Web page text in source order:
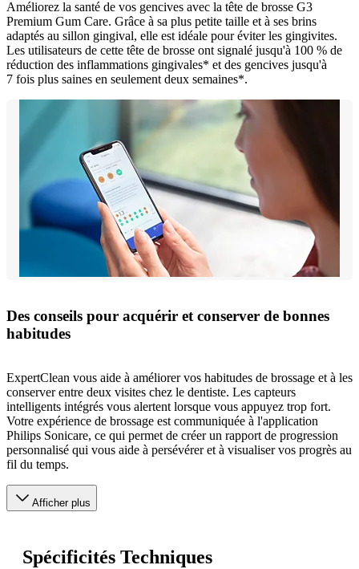
Améliorez la santé de vos gencives avec la tête de brosse G3
Premium Gum Care. Grâce à sa plus petite taille et à ses brins
adaptés au sillon gingival, elle est idéale pour éviter les gingivites.
Les utilisateurs de cette tête de brosse ont signalé jusqu'à 100 % de
réduction des inflammations gingivales* et des gencives jusqu'à
7 fois plus saines en seulement deux semaines*.
Des conseils pour acquérir et conserver de bonnes
habitudes
ExpertClean vous aide à améliorer vos habitudes de brossage et à les
conserver entre deux visites chez le dentiste. Les capteurs
intelligents intégrés vous alertent lorsque vous appuyez trop fort.
Votre expérience de brossage est communiquée à l'application
Philips Sonicare, ce qui permet de créer un rapport de progression
personnalisé qui vous aide à persévérer et à visualiser vos progrès au
fil du temps.
Afficher plus
Spécificités Techniques